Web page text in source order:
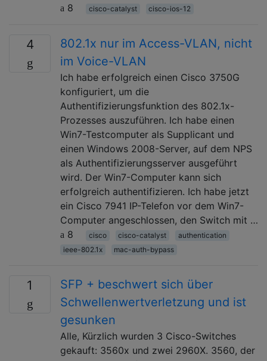
8
cisco-catalyst cisco-ios-12
4
802.1x nur im Access-VLAN, nicht
im Voice-VLAN
Ich habe erfolgreich einen Cisco 3750G
konfiguriert, um die
Authentifizierungsfunktion des 802.1x-
Prozesses auszuführen. Ich habe einen
Win7-Testcomputer als Supplicant und
einen Windows 2008-Server, auf dem NPS
als Authentifizierungsserver ausgeführt
wird. Der Win7-Computer kann sich
erfolgreich authentifizieren. Ich habe jetzt
ein Cisco 7941 IP-Telefon vor dem Win7-
Computer angeschlossen, den Switch mit …
8
cisco cisco-catalyst
authentication
ieee-802.1x
mac-auth-bypass
1
SFP + beschwert sich über
Schwellenwertverletzung und ist
gesunken
Alle, Kürzlich wurden 3 Cisco-Switches
gekauft: 3560x und zwei 2960X. 3560, der